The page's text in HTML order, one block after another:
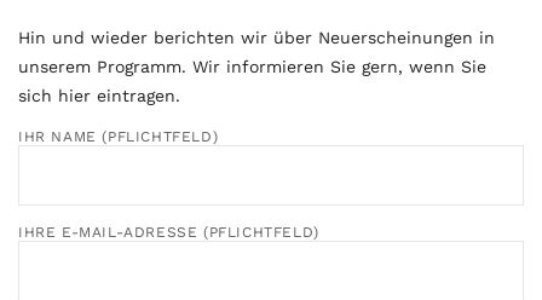
Hin und wieder berichten wir über Neuerscheinungen in
unserem Programm. Wir informieren Sie gern, wenn Sie
sich hier eintragen.
IHR NAME (PFLICHTFELD)
IHRE E-MAIL-ADRESSE (PFLICHTFELD)